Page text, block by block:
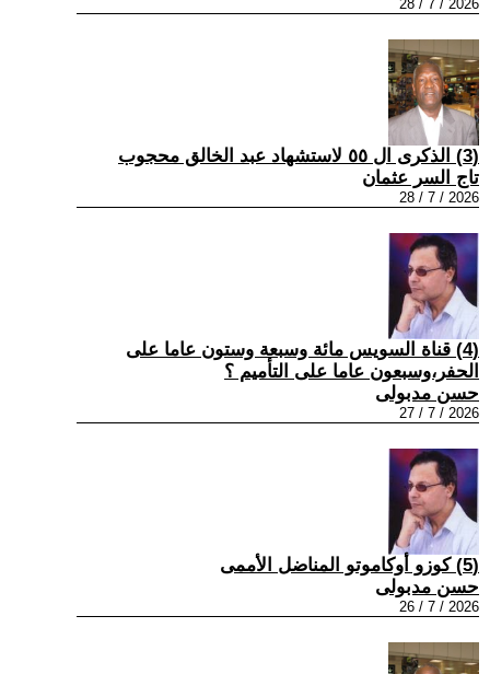
2026 / 7 / 28
(3) الذكرى ال ٥٥ لاستشهاد عبد الخالق محجوب
تاج السر عثمان
2026 / 7 / 28
(4) قناة السويس مائة وسبعة وستون عاما على
الحفر،وسبعون عاما على التأميم ؟
حسن مدبولى
2026 / 7 / 27
(5) كوزو أوكاموتو المناضل الأممى
حسن مدبولى
2026 / 7 / 26